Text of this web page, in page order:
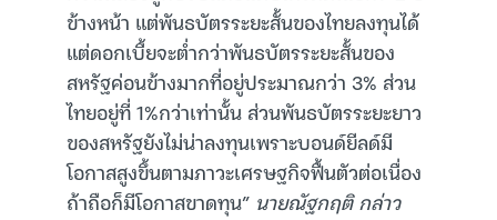
ข้างหน้า แต่พันธบัตรระยะสั้นของไทยลงทุนได้
แต่ดอกเบี้ยจะต่ำกว่าพันธบัตรระยะสั้นของ
สหรัฐค่อนข้างมากที่อยู่ประมาณกว่า 3% ส่วน
ไทยอยู่ที่ 1%กว่าเท่านั้น ส่วนพันธบัตรระยะยาว
ของสหรัฐยังไม่น่าลงทุนเพราะบอนด์ยีลด์มี
โอกาสสูงขึ้นตามภาวะเศรษฐกิจฟื้นตัวต่อเนื่อง
ถ้าถือก็มีโอกาสขาดทุน” นายณัฐกฤติ กล่าว